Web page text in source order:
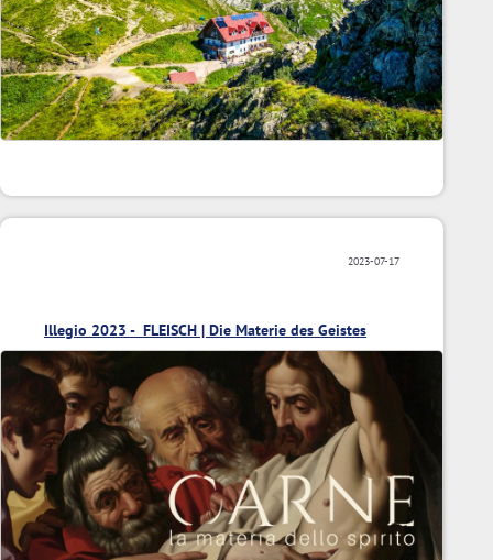
2023-07-17
Illegio 2023 - FLEISCH | Die Materie des Geistes